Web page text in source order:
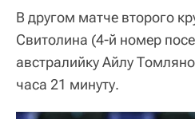
В другом матче второго
Свитолина (4-й номер
австралийку Айлу
часа 21 минуту.